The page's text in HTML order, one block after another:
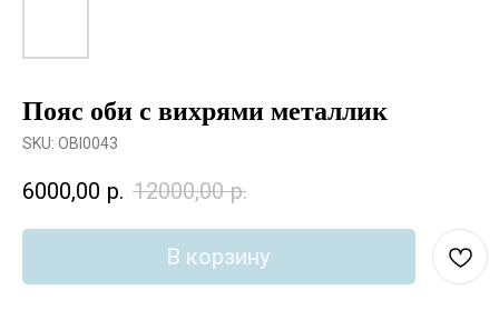
Пояс оби с вихрями металлик
SKU: OBI0043
6000,00 р. 12000,00 р.
В корзину